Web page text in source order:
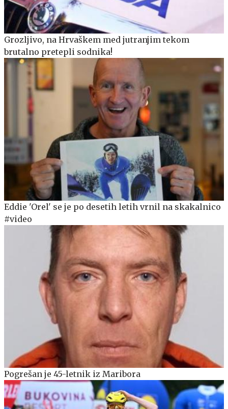
Grozljivo, na Hrvaškem med jutranjim tekom
brutalno pretepli sodnika!
Eddie 'Orel' se je po desetih letih vrnil na skakalnico
#video
Pogrešan je 45-letnik iz Maribora